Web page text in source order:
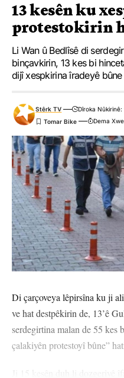
13 kesên ku
protestokirin
Li Wan û Bedlîsê di
binçavkirin, 13 kes bi
dijî xespkirina îradeyê
Stêrk TV
Dîroka Nûkirinê:
Dema
Di çarçoveya lêpirsîna ku ji
ve hat destpêkirin de, 13’ê
serdegirtina malan de 55 kes
çalakiyên protestoyî bûne”